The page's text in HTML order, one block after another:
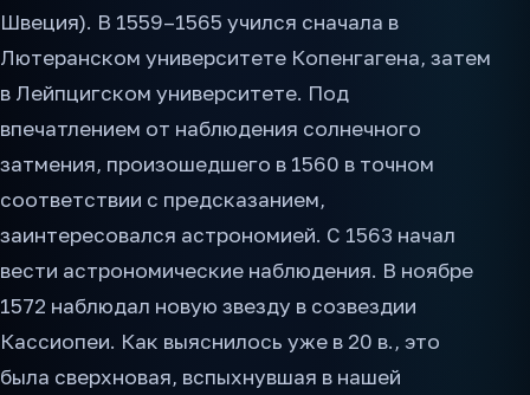
Швеция). В 1559–1565 учился сначала в
Лютеранском университете Копенгагена, затем
в Лейпцигском университете. Под
впечатлением от наблюдения солнечного
затмения, произошедшего в 1560 в точном
соответствии с предсказанием,
заинтересовался астрономией. С 1563 начал
вести астрономические наблюдения. В ноябре
1572 наблюдал новую звезду в созвездии
Кассиопеи. Как выяснилось уже в 20 в., это
была сверхновая, вспыхнувшая в нашей